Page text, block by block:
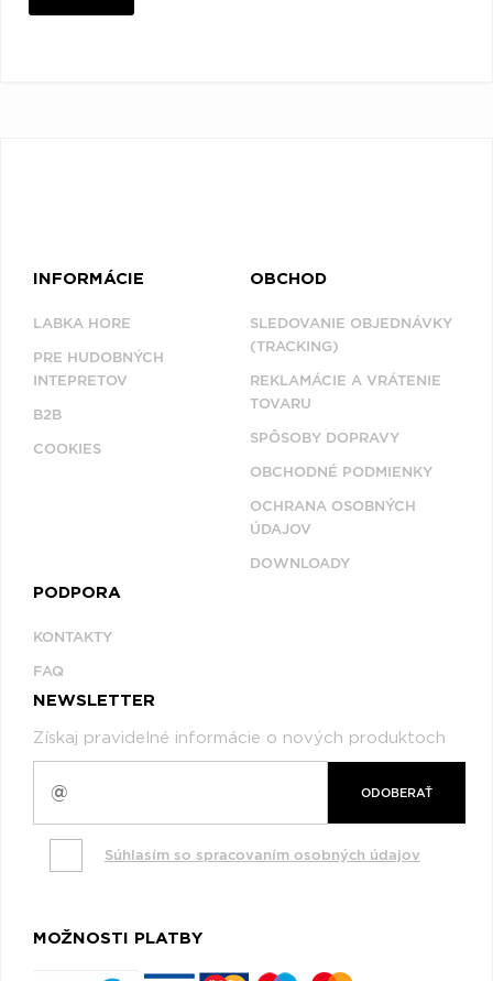
INFORMÁCIE
LABKA HORE
PRE HUDOBNÝCH
INTEPRETOV
B2B
COOKIES
OBCHOD
SLEDOVANIE OBJEDNÁVKY
(TRACKING)
REKLAMÁCIE A VRÁTENIE
TOVARU
SPÔSOBY DOPRAVY
OBCHODNÉ PODMIENKY
OCHRANA OSOBNÝCH
ÚDAJOV
DOWNLOADY
PODPORA
KONTAKTY
FAQ
NEWSLETTER
Získaj pravidelné informácie o nových produktoch
ODOBERAŤ
Súhlasím so spracovaním osobných údajov
MOŽNOSTI PLATBY